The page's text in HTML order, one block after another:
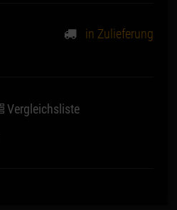
in Zulieferung
Vergleichsliste